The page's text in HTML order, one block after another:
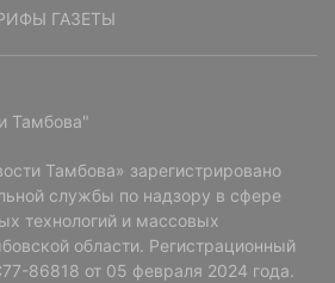
ГАЗЕТЫ
Тамбова"
Тамбова» зарегистрировано
службы по надзору в сфере
технологий и массовых
области. Регистрационный
86818 от 05 февраля 2024 года.